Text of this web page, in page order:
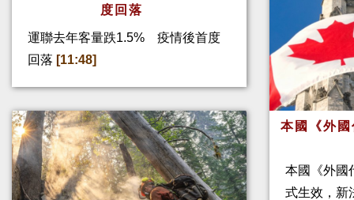
度回落
運聯去年客量跌1.5% 疫情後首度
回落 [11:48]
本國《外
本國《外國
式生效，新